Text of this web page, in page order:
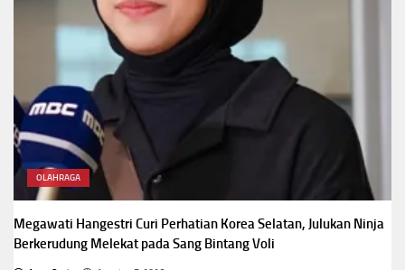
OLAHRAGA
Megawati Hangestri Curi Perhatian Korea Selatan, Julukan Ninja
Berkerudung Melekat pada Sang Bintang Voli